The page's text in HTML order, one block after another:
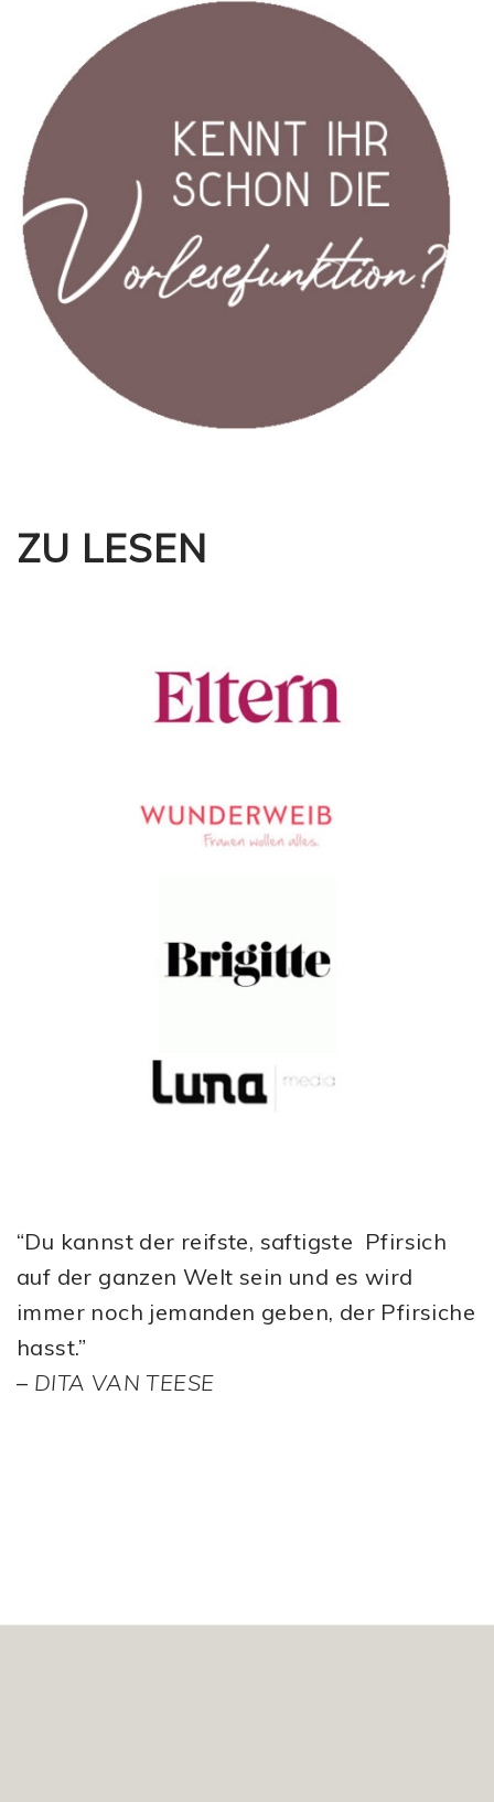
ZU LESEN
“Du kannst der reifste, saftigste Pfirsich
auf der ganzen Welt sein und es wird
immer noch jemanden geben, der Pfirsiche
hasst.”
– DITA VAN TEESE